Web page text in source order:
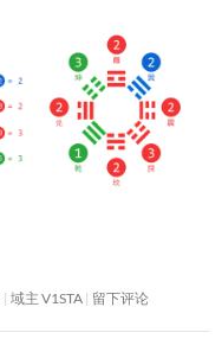
域主 V1STA 留下评论